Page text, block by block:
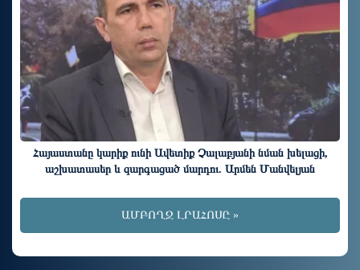
Հայաստանը կարիք ունի Ավետիք Չալաբյանի նման խելացի,
աշխատասեր և զարգացած մարդու. Արմեն Մանվելյան
ԱՄԲՈՂՋ ԼՐԱՀՈՍԸ »